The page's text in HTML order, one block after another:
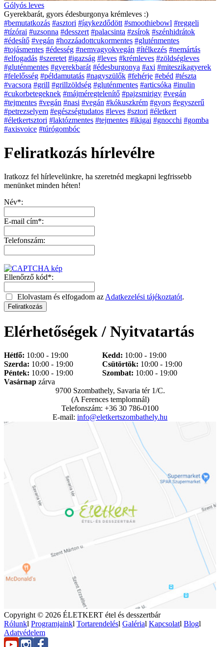
Gólyós leves
Gyerekbarát, gyors édesburgonya krémleves :)
#bemutatkozás #asztori #ígykezdődött #smoothiebowl #reggeli
#tízórai #uzsonna #desszert #palacsinta #zsírok #szénhidrátok
#édesítő #vegán #hozzáadottcukormentes #gluténmentes
#tojásmentes #édesség #nemvagyokvegán #ítélkezés #nemártás
#elfogadás #szeretet #igazság #leves #krémleves #zöldségleves
#gluténmentes #gyerekbarát #édesburgonya #axi #miteszikagyerek
#felelősség #példamutatás #nagyszülők #fehérje #ebéd #tészta
#vacsora #grill #grillzöldség #gluténmentes #articsóka #inulin
#cukorbetegeknek #májméregtelenítő #pajzsmirigy #vegán
#tejmentes #vegán #nasi #vegán #kókuszkrém #gyors #egyszerű
#petrezselyem #egészségtudatos #leves #sztori #életkert
#életkertsztori #laktózmentes #tejmentes #ikigai #gnocchi #gomba
#axisvoice #túrógombóc
Feliratkozás hírlevélre
Iratkozz fel hírlevelünkre, ha szeretnéd megkapni legfrissebb
menünket minden héten!
Név*:
E-mail cím*:
Telefonszám:
Ellenőrző kód*:
Elolvastam és elfogadom az Adatkezelési tájékoztatót.
Elérhetőségek / Nyitvatartás
Hétfő: 10:00 - 19:00 Kedd: 10:00 - 19:00
Szerda: 10:00 - 19:00 Csütörtök: 10:00 - 19:00
Péntek: 10:00 - 19:00 Szombat: 10:00 - 19:00
Vasárnap zárva
9700 Szombathely, Savaria tér 1/C.
(A Ferences templomnál)
Telefonszám: +36 30 786-0100
E-mail: info@eletkertszombathely.hu
Copyright © 2026 ÉLETKERT étel és desszertbár
Rólunkl Programjainkl Tortarendelésl Galérial Kapcsolatl Blogl
Adatvédelem